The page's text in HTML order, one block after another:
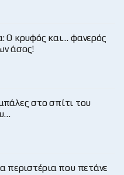
Ο κρυφός και… φανερός
άσος!
στο σπίτι του
περιστέρια που πετάνε